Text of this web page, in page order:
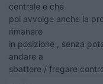
centrale e che
poi avvolge anche la
rimanere
in posizione , senza
andare a
sbattere / fregare